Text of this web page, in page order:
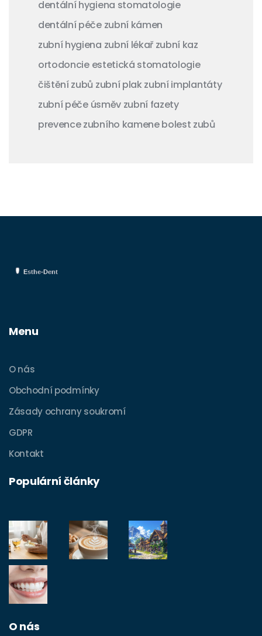
dentální hygiena stomatologie
dentální péče zubní kámen
zubní hygiena zubní lékař zubní kaz
ortodoncie estetická stomatologie
čištění zubů zubní plak zubní implantáty
zubní péče úsměv zubní fazety
prevence zubního kamenebolest zubů
Menu
O nás
Obchodní podmínky
Zásady ochrany soukromí
GDPR
Kontakt
Populární články
O nás